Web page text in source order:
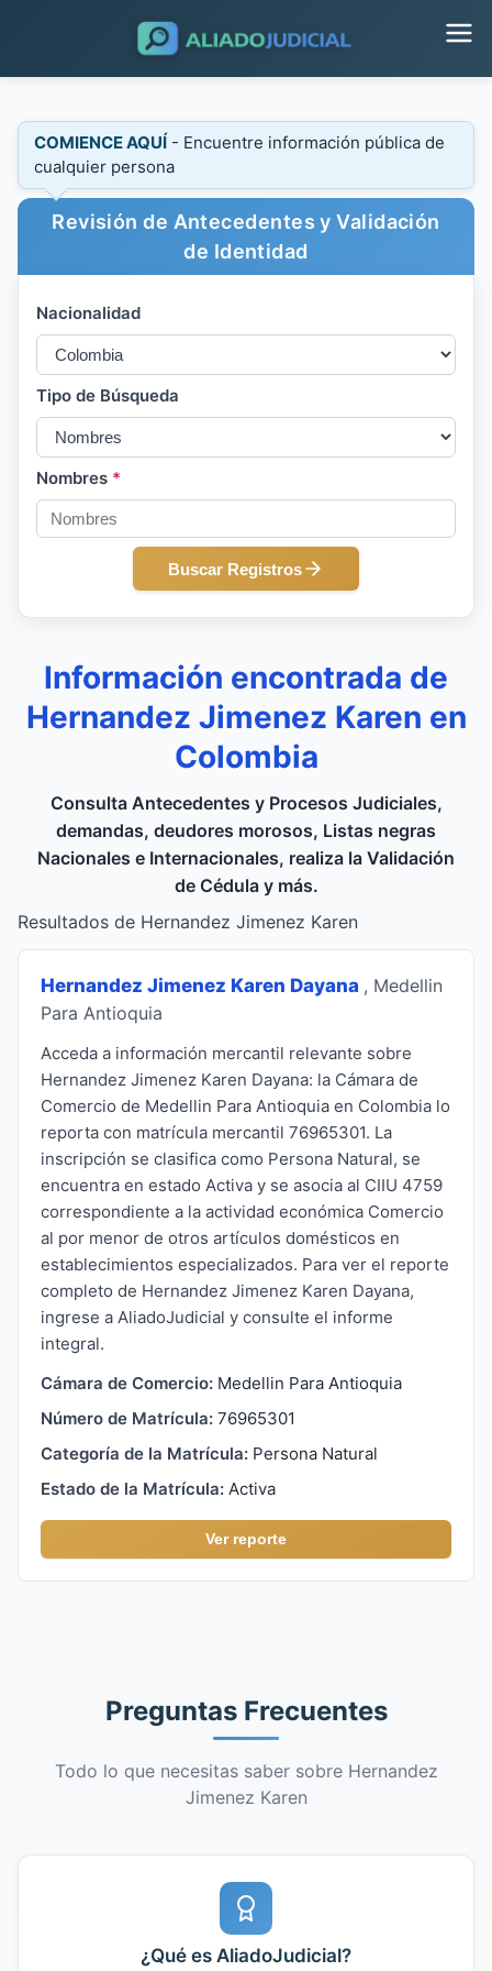
COMIENCE AQUÍ - Encuentre información pública de
cualquier persona
Revisión de Antecedentes y Validación
de Identidad
Nacionalidad
Tipo de Búsqueda
Nombres *
Buscar Registros
Información encontrada de
Hernandez Jimenez Karen en
Colombia
Consulta Antecedentes y Procesos Judiciales,
demandas, deudores morosos, Listas negras
Nacionales e Internacionales, realiza la Validación
de Cédula y más.
Resultados de Hernandez Jimenez Karen
Hernandez Jimenez Karen Dayana , Medellin
Para Antioquia
Acceda a información mercantil relevante sobre
Hernandez Jimenez Karen Dayana: la Cámara de
Comercio de Medellin Para Antioquia en Colombia lo
reporta con matrícula mercantil 76965301. La
inscripción se clasifica como Persona Natural, se
encuentra en estado Activa y se asocia al CIIU 4759
correspondiente a la actividad económica Comercio
al por menor de otros artículos domésticos en
establecimientos especializados. Para ver el reporte
completo de Hernandez Jimenez Karen Dayana,
ingrese a AliadoJudicial y consulte el informe
integral.
Cámara de Comercio: Medellin Para Antioquia
Número de Matrícula: 76965301
Categoría de la Matrícula: Persona Natural
Estado de la Matrícula: Activa
Ver reporte
Preguntas Frecuentes
Todo lo que necesitas saber sobre Hernandez
Jimenez Karen
¿Qué es AliadoJudicial?